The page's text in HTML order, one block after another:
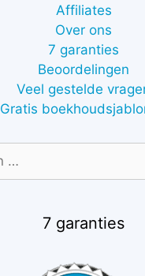
Affiliates
Over ons
7 garanties
Beoordelingen
Veel gestelde
Gratis
7 garanties